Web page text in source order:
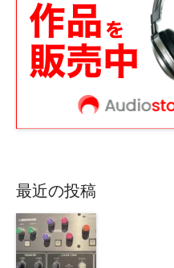
最近の投稿